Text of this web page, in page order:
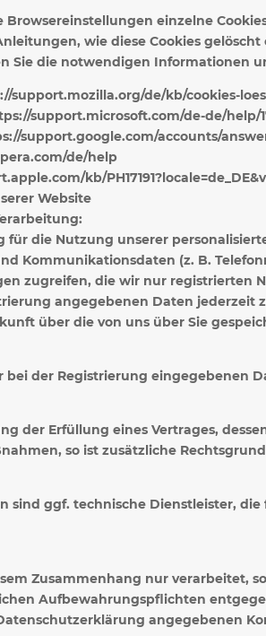
Browsereinstellungen einzelne
wie diese Cookies
Sie die notwendigen Informationen
support.mozilla.org/de/kb/cookies-
support.microsoft.com/de-de/
support.google.com/accounts/
de/help
kb/
Website
für die Nutzung unserer
Kommunikationsdaten (z. B.
zugreifen, die wir nur registrierten
angegebenen Daten
über die von uns über Sie
bei der Registrierung eingegebenen
der Erfüllung eines Vertrages,
so ist zusätzliche
sind ggf. technische Dienstleister,
Zusammenhang nur verarbeitet,
Aufbewahrungspflichten
angegebenen